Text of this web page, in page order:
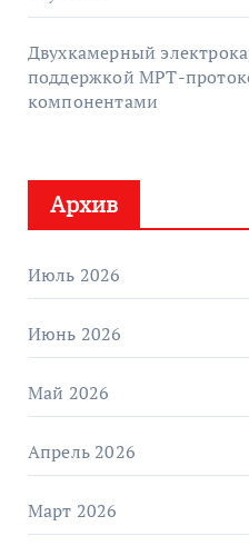
Двухкамерный
поддержкой МРТ-
компонентами
Архив
Июль 2026
Июнь 2026
Май 2026
Апрель 2026
Март 2026